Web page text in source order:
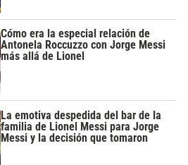
Cómo era la especial relación de
Antonela Roccuzzo con Jorge Messi
más allá de Lionel
La emotiva despedida del bar de la
familia de Lionel Messi para Jorge
Messi y la decisión que tomaron